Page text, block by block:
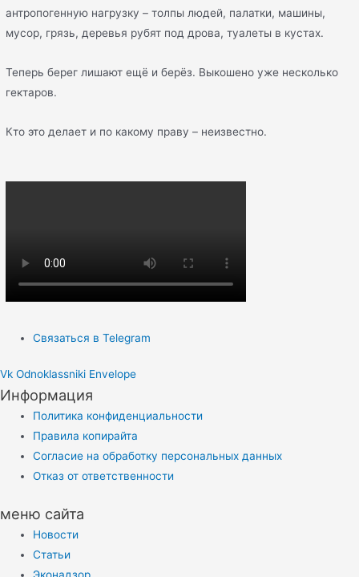
антропогенную нагрузку – толпы людей, палатки, машины,
мусор, грязь, деревья рубят под дрова, туалеты в кустах.
Теперь берег лишают ещё и берёз. Выкошено уже несколько
гектаров.
Кто это делает и по какому праву – неизвестно.
Связаться в Telegram
Vk Odnoklassniki Envelope
Информация
Политика конфиденциальности
Правила копирайта
Согласие на обработку персональных данных
Отказ от ответственности
меню сайта
Новости
Статьи